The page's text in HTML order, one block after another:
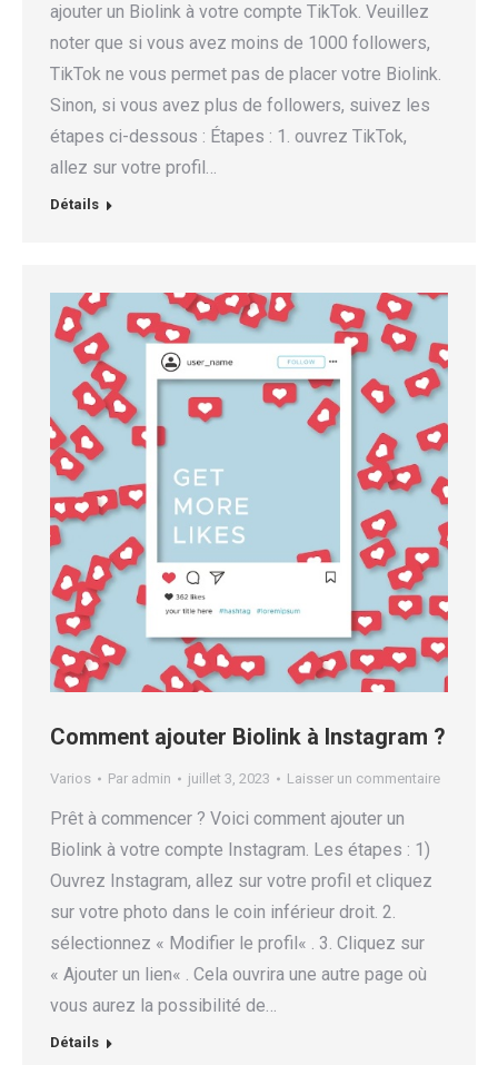
ajouter un Biolink à votre compte TikTok. Veuillez
noter que si vous avez moins de 1000 followers,
TikTok ne vous permet pas de placer votre Biolink.
Sinon, si vous avez plus de followers, suivez les
étapes ci-dessous : Étapes : 1. ouvrez TikTok,
allez sur votre profil…
Détails
Comment ajouter Biolink à Instagram ?
Varios Par admin juillet 3, 2023 Laisser un commentaire
Prêt à commencer ? Voici comment ajouter un
Biolink à votre compte Instagram. Les étapes : 1)
Ouvrez Instagram, allez sur votre profil et cliquez
sur votre photo dans le coin inférieur droit. 2.
sélectionnez « Modifier le profil« . 3. Cliquez sur
« Ajouter un lien« . Cela ouvrira une autre page où
vous aurez la possibilité de…
Détails